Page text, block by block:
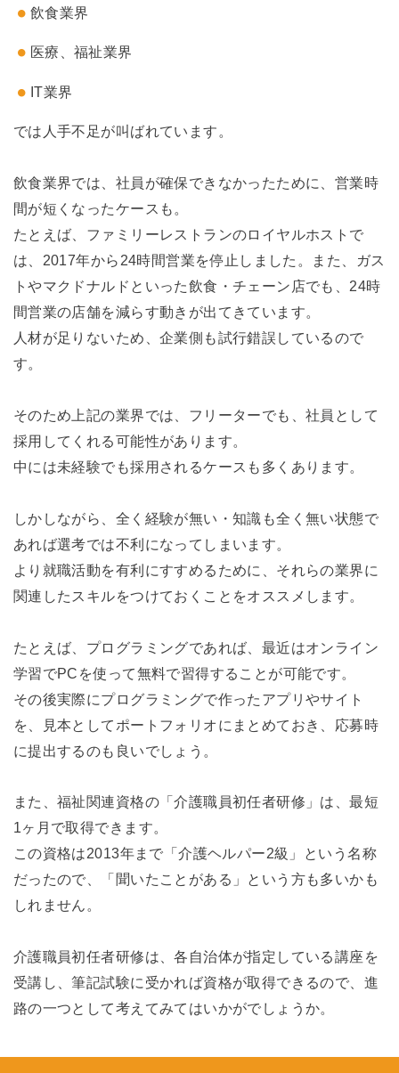
飲食業界
医療、福祉業界
IT業界
では人手不足が叫ばれています。
飲食業界では、社員が確保できなかったために、営業時
間が短くなったケースも。
たとえば、ファミリーレストランのロイヤルホストで
は、2017年から24時間営業を停止しました。また、ガス
トやマクドナルドといった飲食・チェーン店でも、24時
間営業の店舗を減らす動きが出てきています。
人材が足りないため、企業側も試行錯誤しているので
す。
そのため上記の業界では、フリーターでも、社員として
採用してくれる可能性があります。
中には未経験でも採用されるケースも多くあります。
しかしながら、全く経験が無い・知識も全く無い状態で
あれば選考では不利になってしまいます。
より就職活動を有利にすすめるために、それらの業界に
関連したスキルをつけておくことをオススメします。
たとえば、プログラミングであれば、最近はオンライン
学習でPCを使って無料で習得することが可能です。
その後実際にプログラミングで作ったアプリやサイト
を、見本としてポートフォリオにまとめておき、応募時
に提出するのも良いでしょう。
また、福祉関連資格の「介護職員初任者研修」は、最短
1ヶ月で取得できます。
この資格は2013年まで「介護ヘルパー2級」という名称
だったので、「聞いたことがある」という方も多いかも
しれません。
介護職員初任者研修は、各自治体が指定している講座を
受講し、筆記試験に受かれば資格が取得できるので、進
路の一つとして考えてみてはいかがでしょうか。